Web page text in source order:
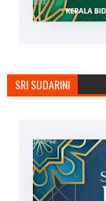
SRI SUDARINI